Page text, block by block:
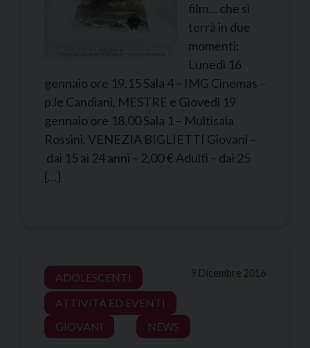
film… che si
terrà in due
momenti:
Lunedì 16
gennaio ore 19.15 Sala 4 – IMG Cinemas –
p.le Candiani, MESTRE e Giovedì 19
gennaio ore 18.00 Sala 1 – Multisala
Rossini, VENEZIA BIGLIETTI Giovani –
dai 15 ai 24 anni – 2,00 € Adulti – dai 25
[…]
9 Dicembre 2016
ADOLESCENTI
ATTIVITÀ ED EVENTI
GIOVANI
NEWS